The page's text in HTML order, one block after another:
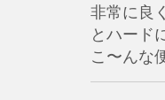
非常に良
とハード
こ〜んな